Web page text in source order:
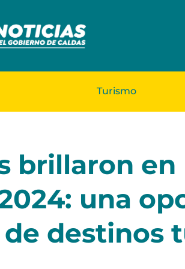
Turismo
brillaron
una
destinos